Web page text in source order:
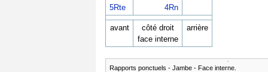
5Rte
4Rn
avant
côté droit
face interne
arrière
Rapports ponctuels - Jambe - Face interne.